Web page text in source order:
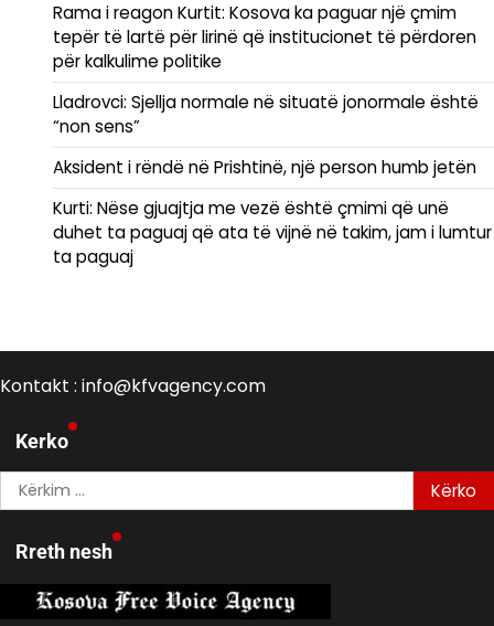
Rama i reagon Kurtit: Kosova ka paguar një çmim
tepër të lartë për lirinë që institucionet të përdoren
për kalkulime politike
Lladrovci: Sjellja normale në situatë jonormale është
“non sens”
Aksident i rëndë në Prishtinë, një person humb jetën
Kurti: Nëse gjuajtja me vezë është çmimi që unë
duhet ta paguaj që ata të vijnë në takim, jam i lumtur
ta paguaj
Kontakt : info@kfvagency.com
Kerko
Kërko
për:
Rreth nesh